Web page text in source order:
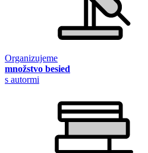
Organizujeme
množstvo besied
s autormi